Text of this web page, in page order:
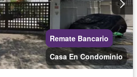
Remate Bancario
Casa En Condominio